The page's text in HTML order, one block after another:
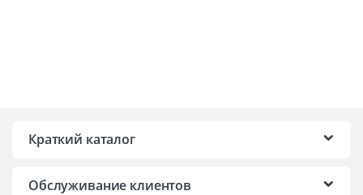
Краткий каталог
Обслуживание клиентов